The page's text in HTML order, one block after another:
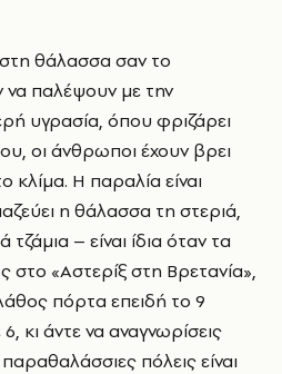
παλέψουν με την
υγρασία, όπου φριζάρει
οι άνθρωποι έχουν βρει
Η παραλία είναι
η θάλασσα τη στεριά,
τζάμια – είναι ίδια όταν τα
στο «Αστερίξ στη Βρετανία»,
πόρτα επειδή το 9
κι άντε να αναγνωρίσεις
πόλεις είναι